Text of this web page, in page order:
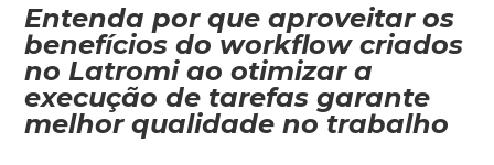
Entenda por que aproveitar os
benefícios do workflow criados
no Latromi ao otimizar a
execução de tarefas garante
melhor qualidade no trabalho